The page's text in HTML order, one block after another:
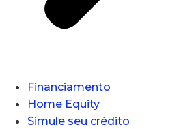
Financiamento
Home Equity
Simule seu crédito